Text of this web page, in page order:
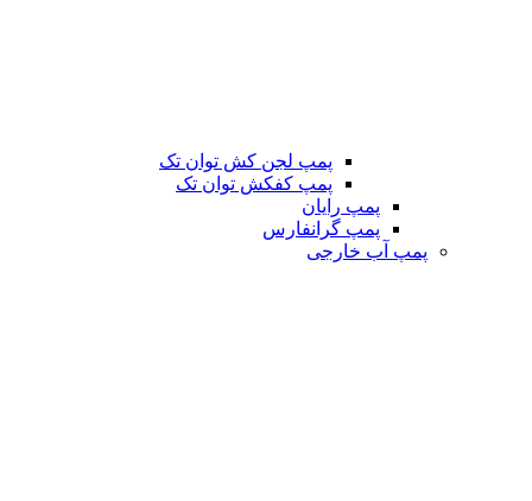
پمپ لجن کش توان تک
پمپ کفکش توان تک
پمپ رایان
پمپ گرانفارس
پمپ آب خارجی